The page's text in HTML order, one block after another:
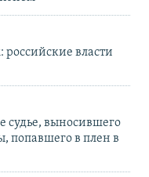
власти
судье, выносившего
попавшего в плен в